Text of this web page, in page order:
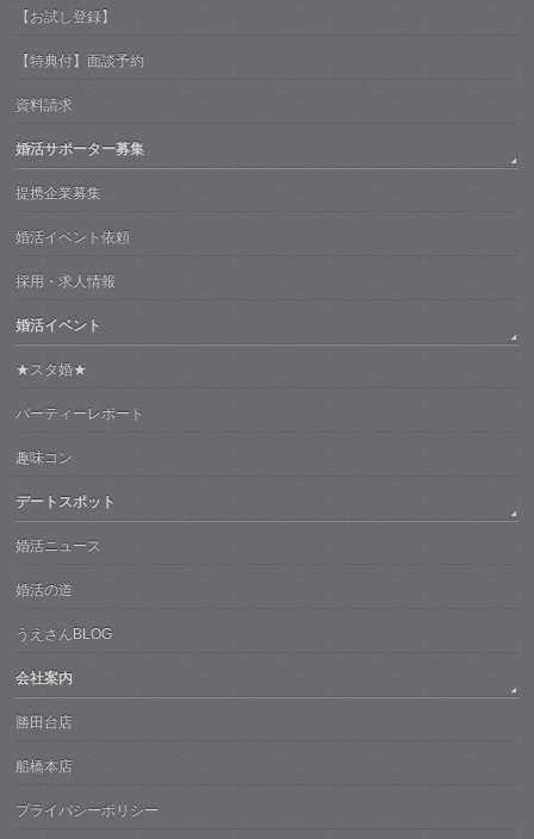
【お試し登録】
【特典付】面談予約
資料請求
婚活サポーター募集
提携企業募集
婚活イベント依頼
採用・求人情報
婚活イベント
★スタ婚★
パーティーレポート
趣味コン
デートスポット
婚活ニュース
婚活の道
うえさんBLOG
会社案内
勝田台店
船橋本店
プライバシーポリシー